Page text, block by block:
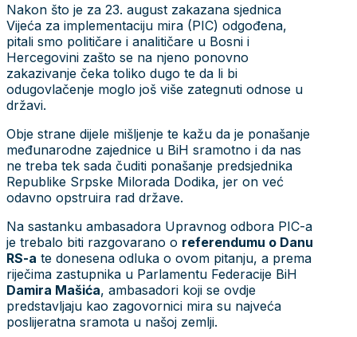
Nakon što je za 23. august zakazana sjednica
Vijeća za implementaciju mira (PIC) odgođena,
pitali smo političare i analitičare u Bosni i
Hercegovini zašto se na njeno ponovno
zakazivanje čeka toliko dugo te da li bi
odugovlačenje moglo još više zategnuti odnose u
državi.
Obje strane dijele mišljenje te kažu da je ponašanje
međunarodne zajednice u BiH sramotno i da nas
ne treba tek sada čuditi ponašanje predsjednika
Republike Srpske Milorada Dodika, jer on već
odavno opstruira rad države.
Na sastanku ambasadora Upravnog odbora PIC-a
je trebalo biti razgovarano o referendumu o Danu
RS-a te donesena odluka o ovom pitanju, a prema
riječima zastupnika u Parlamentu Federacije BiH
Damira Mašića, ambasadori koji se ovdje
predstavljaju kao zagovornici mira su najveća
poslijeratna sramota u našoj zemlji.